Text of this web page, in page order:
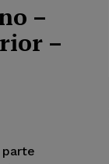
–
–